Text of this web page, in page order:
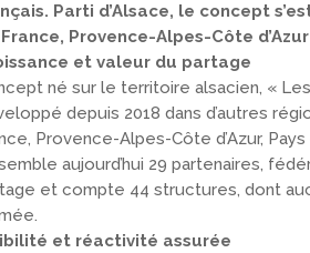
Parti d’Alsace, le concept
Provence-Alpes-Côte
et valeur du partage
né sur le territoire alsacien, «
depuis 2018 dans d’autres
Provence-Alpes-Côte d’Azur,
aujourd’hui 29 partenaires,
et compte 44 structures, dont
et réactivité assurée